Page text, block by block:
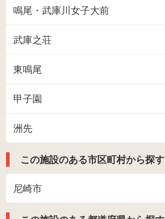
鳴尾・武庫川女子大前
武庫之荘
東鳴尾
甲子園
洲先
この施設のある市区町村から探す
尼崎市